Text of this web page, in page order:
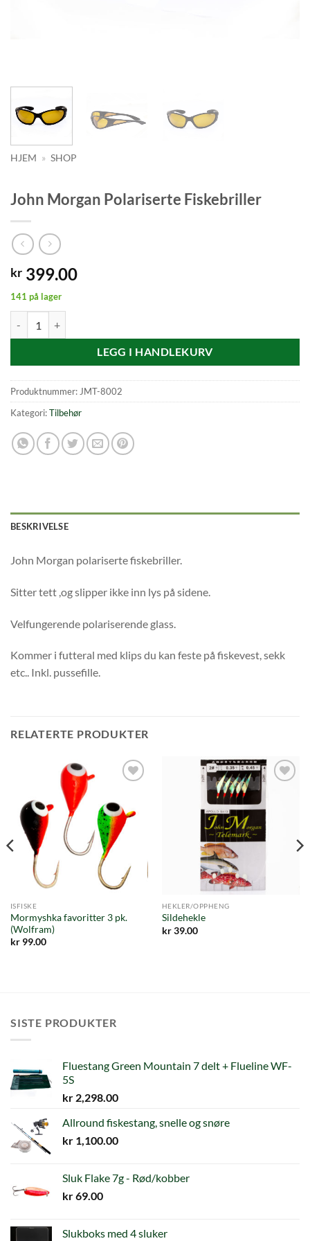
HJEM » SHOP
John Morgan Polariserte Fiskebriller
kr 399.00
141 på lager
LEGG I HANDLEKURV
Produktnummer: JMT-8002
Kategori:Tilbehør
BESKRIVELSE
John Morgan polariserte fiskebriller.
Sitter tett ,og slipper ikke inn lys på sidene.
Velfungerende polariserende glass.
Kommer i futteral med klips du kan feste på fiskevest, sekk
etc.. Inkl. pussefille.
RELATERTE PRODUKTER
wishlist
ISFISKE
Mormyshka favoritter 3 pk.
(Wolfram)
kr99.00
HEKLER/OPPHENG
Sildehekle
kr39.00
SISTE PRODUKTER
Fluestang Green Mountain 7 delt + Flueline WF-
5S
kr 2,298.00
Allround fiskestang, snelle og snøre
kr 1,100.00
Sluk Flake 7g - Rød/kobber
kr69.00
Slukboks med 4 sluker